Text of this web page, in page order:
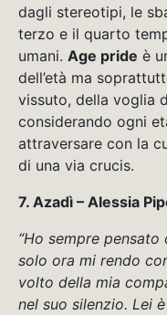
dagli stereotipi, le
terzo e il quarto
umani. Age pride è
dell’età ma
vissuto, della voglia
considerando ogni
attraversare con la
di una via crucis.
7. Azadì – Alessia
“Ho sempre
solo ora mi rendo
volto della mia
nel suo silenzio. Lei